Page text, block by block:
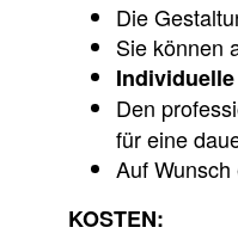
Die
Sie können
Den
für eine
Auf
KOSTEN: